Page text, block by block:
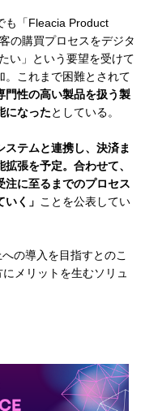
も「Fleacia Product
の購買プロセスをデジタ
い」という要望を受けて
。これまで困難とされて
門性の高い製品を扱う製
になったとしている。
ステムと連携し、決済ま
張を予定。合わせて、
注に至るまでのプロセス
く」 ことを公表してい
の導入を目指すとのこ
メリットを生むソリュ